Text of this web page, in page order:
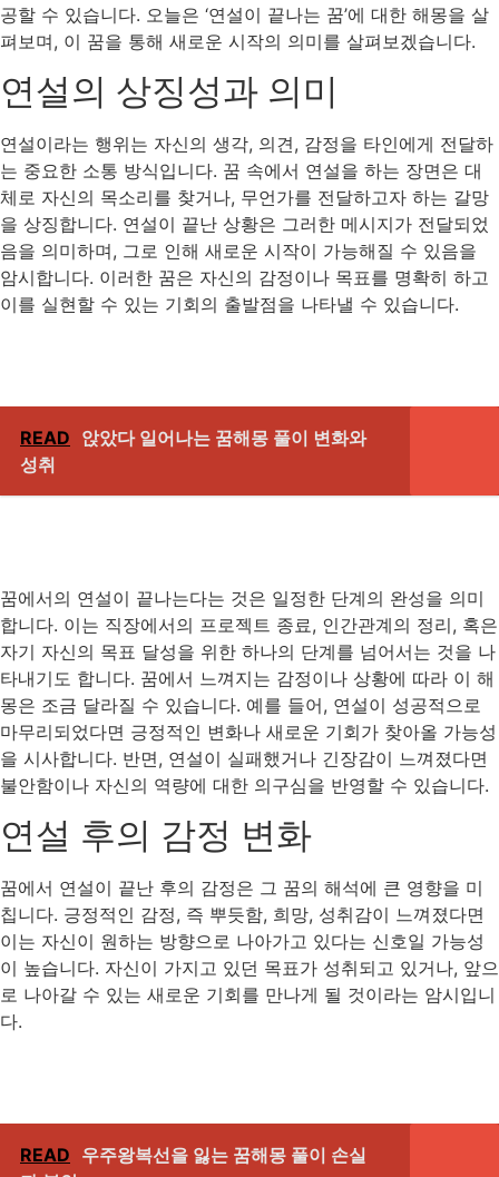
공할 수 있습니다. 오늘은 ‘연설이 끝나는 꿈’에 대한 해몽을 살
펴보며, 이 꿈을 통해 새로운 시작의 의미를 살펴보겠습니다.
연설의 상징성과 의미
연설이라는 행위는 자신의 생각, 의견, 감정을 타인에게 전달하
는 중요한 소통 방식입니다. 꿈 속에서 연설을 하는 장면은 대
체로 자신의 목소리를 찾거나, 무언가를 전달하고자 하는 갈망
을 상징합니다. 연설이 끝난 상황은 그러한 메시지가 전달되었
음을 의미하며, 그로 인해 새로운 시작이 가능해질 수 있음을
암시합니다. 이러한 꿈은 자신의 감정이나 목표를 명확히 하고
이를 실현할 수 있는 기회의 출발점을 나타낼 수 있습니다.
READ 앉았다 일어나는 꿈해몽 풀이 변화와
성취
꿈에서의 연설이 끝나는다는 것은 일정한 단계의 완성을 의미
합니다. 이는 직장에서의 프로젝트 종료, 인간관계의 정리, 혹은
자기 자신의 목표 달성을 위한 하나의 단계를 넘어서는 것을 나
타내기도 합니다. 꿈에서 느껴지는 감정이나 상황에 따라 이 해
몽은 조금 달라질 수 있습니다. 예를 들어, 연설이 성공적으로
마무리되었다면 긍정적인 변화나 새로운 기회가 찾아올 가능성
을 시사합니다. 반면, 연설이 실패했거나 긴장감이 느껴졌다면
불안함이나 자신의 역량에 대한 의구심을 반영할 수 있습니다.
연설 후의 감정 변화
꿈에서 연설이 끝난 후의 감정은 그 꿈의 해석에 큰 영향을 미
칩니다. 긍정적인 감정, 즉 뿌듯함, 희망, 성취감이 느껴졌다면
이는 자신이 원하는 방향으로 나아가고 있다는 신호일 가능성
이 높습니다. 자신이 가지고 있던 목표가 성취되고 있거나, 앞으
로 나아갈 수 있는 새로운 기회를 만나게 될 것이라는 암시입니
다.
READ 우주왕복선을 잃는 꿈해몽 풀이 손실